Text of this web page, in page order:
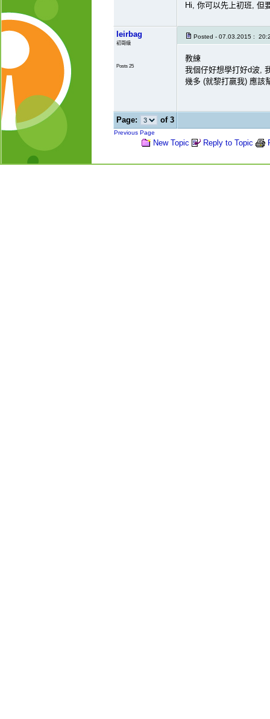
Hi, 你可以先上初班, 但
leirbag
初哥級
Posts 25
Posted - 07.03.2015 :
教練
我個仔好想學打好d波,
幾多 (就黎打嬴我) 應該
Page: of 3
Previous Page
New Topic Reply to Topic